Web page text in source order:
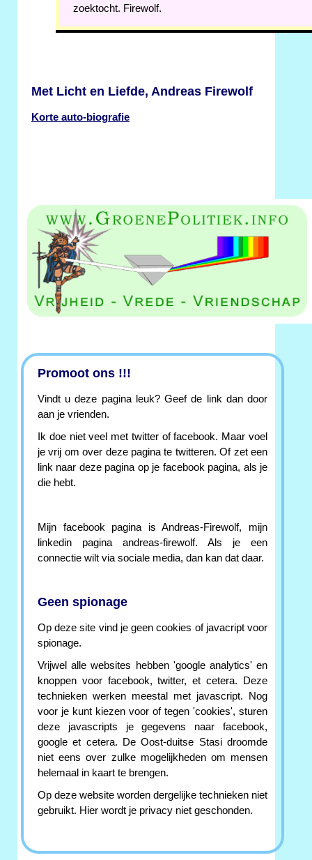
zoektocht. Firewolf.
Met Licht en Liefde, Andreas Firewolf
Korte auto-biografie
Promoot ons !!!
Vindt u deze pagina leuk? Geef de link dan door
aan je vrienden.
Ik doe niet veel met twitter of facebook. Maar voel
je vrij om over deze pagina te twitteren. Of zet een
link naar deze pagina op je facebook pagina, als je
die hebt.
Mijn facebook pagina is Andreas-Firewolf, mijn
linkedin pagina andreas-firewolf. Als je een
connectie wilt via sociale media, dan kan dat daar.
Geen spionage
Op deze site vind je geen cookies of javacript voor
spionage.
Vrijwel alle websites hebben 'google analytics' en
knoppen voor facebook, twitter, et cetera. Deze
technieken werken meestal met javascript. Nog
voor je kunt kiezen voor of tegen 'cookies', sturen
deze javascripts je gegevens naar facebook,
google et cetera. De Oost-duitse Stasi droomde
niet eens over zulke mogelijkheden om mensen
helemaal in kaart te brengen.
Op deze website worden dergelijke technieken niet
gebruikt. Hier wordt je privacy niet geschonden.